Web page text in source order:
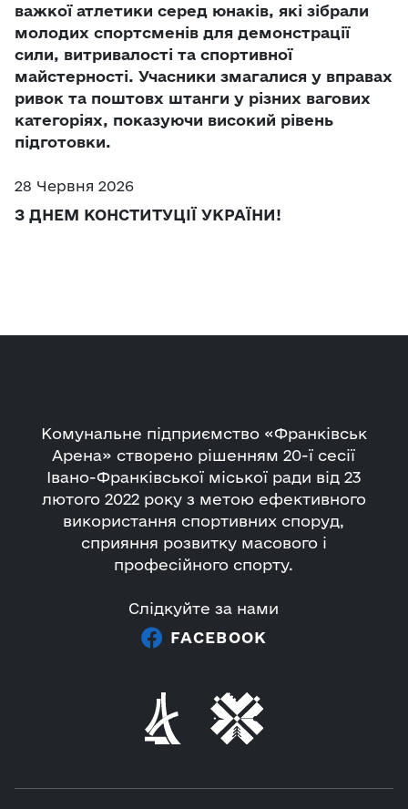
важкої атлетики серед юнаків, які зібрали
молодих спортсменів для демонстрації
сили, витривалості та спортивної
майстерності. Учасники змагалися у вправах
ривок та поштовх штанги у різних вагових
категоріях, показуючи високий рівень
підготовки.
28 Червня 2026
З ДНЕМ КОНСТИТУЦІЇ УКРАЇНИ!
Комунальне підприємство «Франківськ
Арена» створено рішенням 20-ї сесії
Івано-Франківської міської ради від 23
лютого 2022 року з метою ефективного
використання спортивних споруд,
сприяння розвитку масового і
професійного спорту.
Слідкуйте за нами
FACEBOOK